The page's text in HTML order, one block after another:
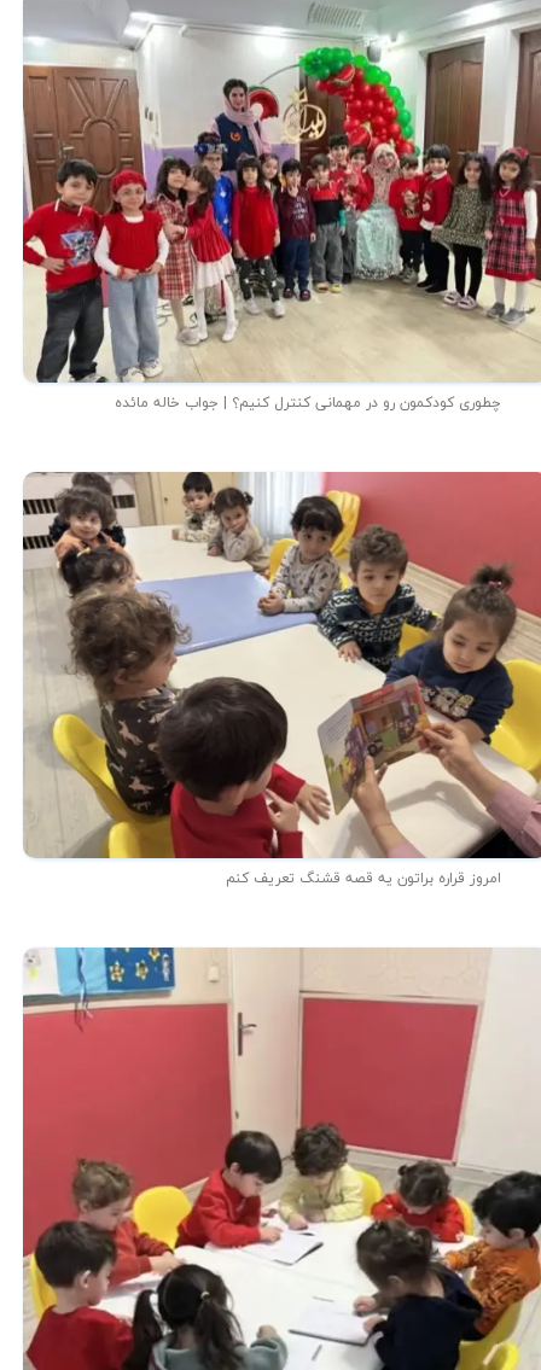
چطوری کودکمون رو در مهمانی کنترل کنیم؟ | جواب خاله مائده
امروز قراره براتون یه قصه قشنگ تعریف کنم